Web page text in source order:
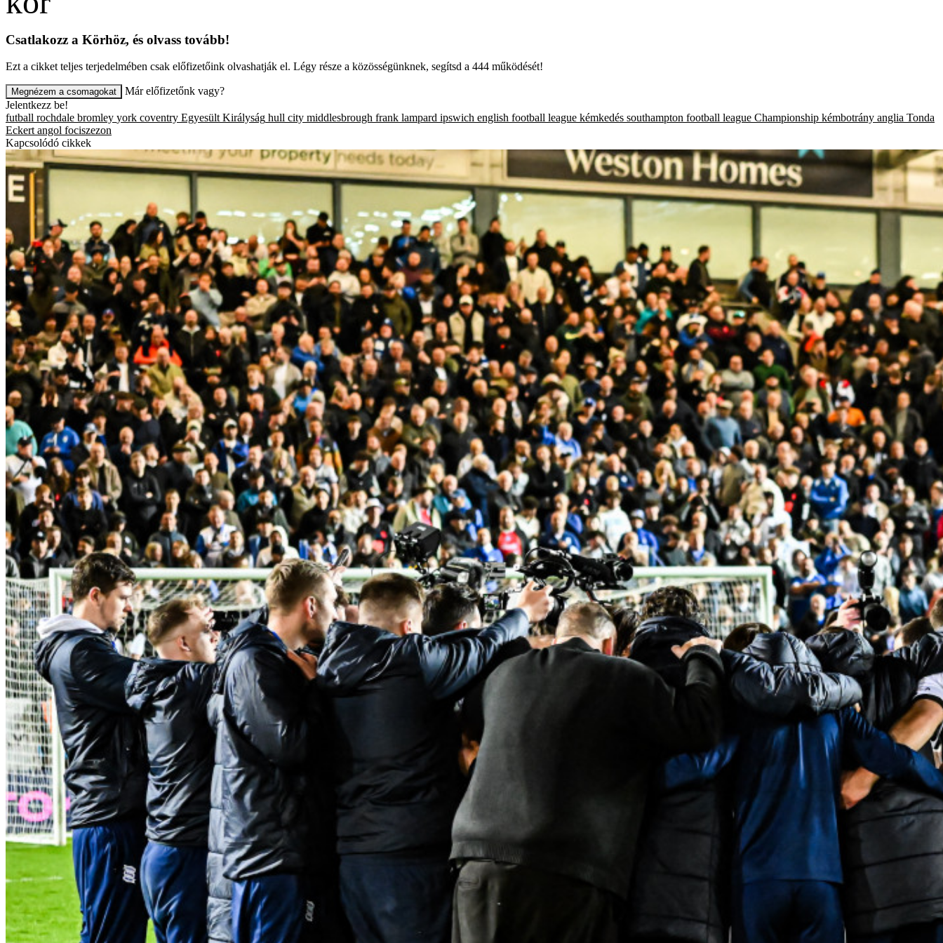
Csatlakozz a Körhöz, és olvass tovább!
Ezt a cikket teljes terjedelmében csak előfizetőink olvashatják el. Légy része a közösségünknek, segítsd a 444 működését!
Megnézem a csomagokat
Már előfizetőnk vagy?
Jelentkezz be!
futball rochdale bromley york coventry Egyesült Királyság hull city middlesbrough frank lampard ipswich english football league kémkedés southampton football league Championship kémbotrány anglia Tonda
Eckert angol fociszezon
Kapcsolódó cikkek